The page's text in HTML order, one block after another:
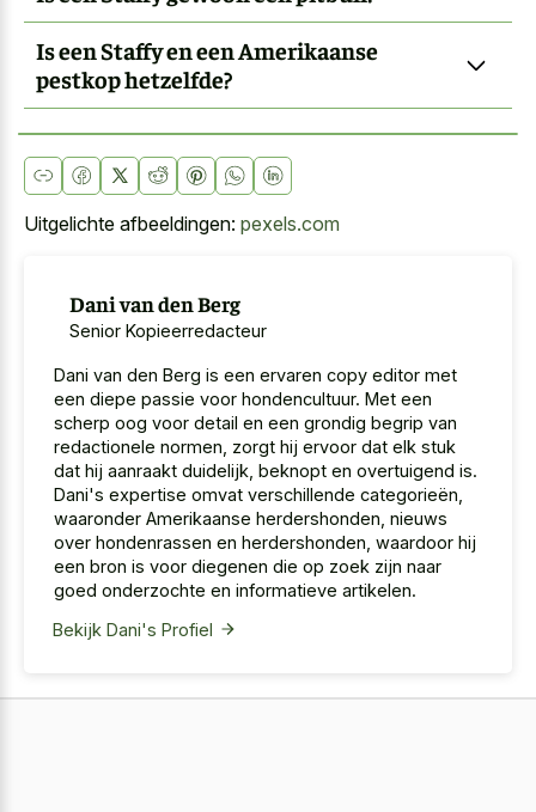
Is een Staffy en een Amerikaanse
pestkop hetzelfde?
Uitgelichte afbeeldingen: pexels.com
Dani van den Berg
Senior Kopieerredacteur
Dani van den Berg is een ervaren copy editor met
een diepe passie voor hondencultuur. Met een
scherp oog voor detail en een grondig begrip van
redactionele normen, zorgt hij ervoor dat elk stuk
dat hij aanraakt duidelijk, beknopt en overtuigend is.
Dani's expertise omvat verschillende categorieën,
waaronder Amerikaanse herdershonden, nieuws
over hondenrassen en herdershonden, waardoor hij
een bron is voor diegenen die op zoek zijn naar
goed onderzochte en informatieve artikelen.
Bekijk Dani's Profiel